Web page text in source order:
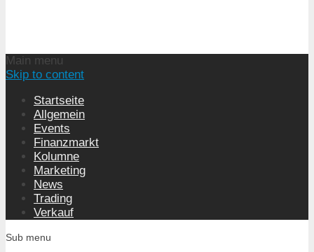
Main menu
Skip to content
Startseite
Allgemein
Events
Finanzmarkt
Kolumne
Marketing
News
Trading
Verkauf
Sub menu